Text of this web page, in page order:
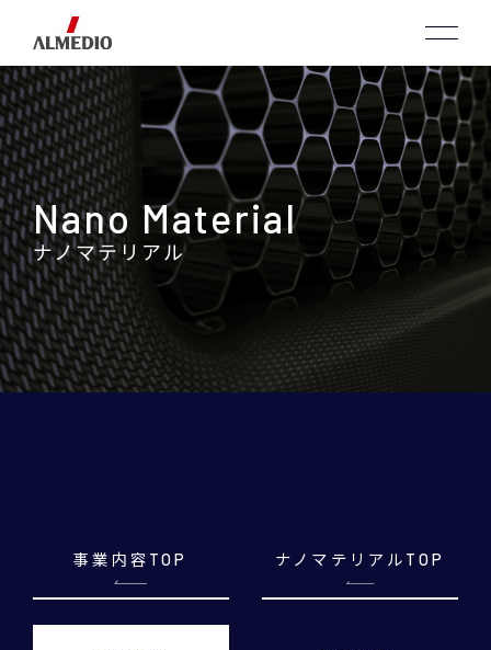
Nano Material
ナノマテリアル
事業内容TOP ナノマテリアルTOP